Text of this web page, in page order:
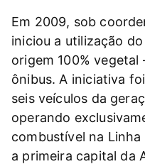
Em 2009, sob
iniciou a utilização
origem 100%
ônibus. A iniciativa
seis veículos da
operando
combustível na
a primeira capital da